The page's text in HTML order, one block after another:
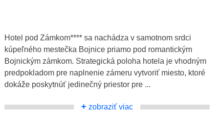
Hotel pod Zámkom**** sa nachádza v samotnom srdci
kúpeľného mestečka Bojnice priamo pod romantickým
Bojnickým zámkom. Strategická poloha hotela je vhodným
predpokladom pre naplnenie zámeru vytvoriť miesto, ktoré
dokáže poskytnúť jedinečný priestor pre ...
+ zobraziť viac